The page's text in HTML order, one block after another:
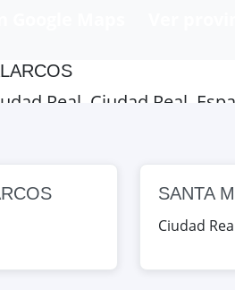
Real, Ciudad Real,
SANTA
Ciudad